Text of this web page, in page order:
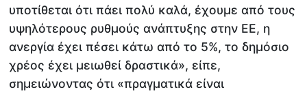
υποτίθεται ότι πάει πολύ καλά, έχουμε από τους
υψηλότερους ρυθμούς ανάπτυξης στην ΕΕ, η
ανεργία έχει πέσει κάτω από το 5%, το δημόσιο
χρέος έχει μειωθεί δραστικά», είπε,
σημειώνοντας ότι «πραγματικά είναι